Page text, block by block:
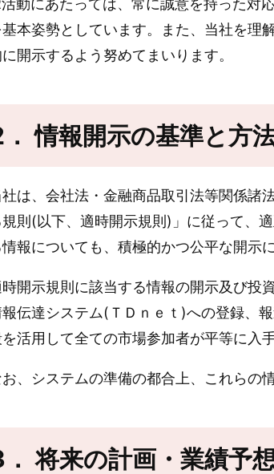
動にあたっては、常に誠意を持った対
基本姿勢としています。また、当社を理
開示するよう努めてまいります。
情報開示の基準と方
は、会社法・金融商品取引法等関係諸
則(以下、適時開示規則)」に従って、
報についても、積極的かつ公平な開示に
開示規則に該当する情報の開示及び投
伝達システム(ＴＤｎｅｔ)への登録、
活用して全ての市場参加者が平等に入
、システムの準備の都合上、これらの
将来の計画・業績予